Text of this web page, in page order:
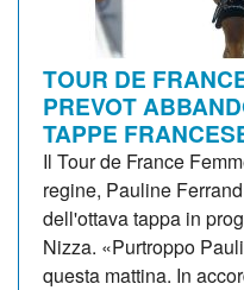
TOUR DE
PREVOT
TAPPE
Il Tour de France
regine, Pauline
dell'ottava tappa in
Nizza. «Purtroppo
questa mattina. In